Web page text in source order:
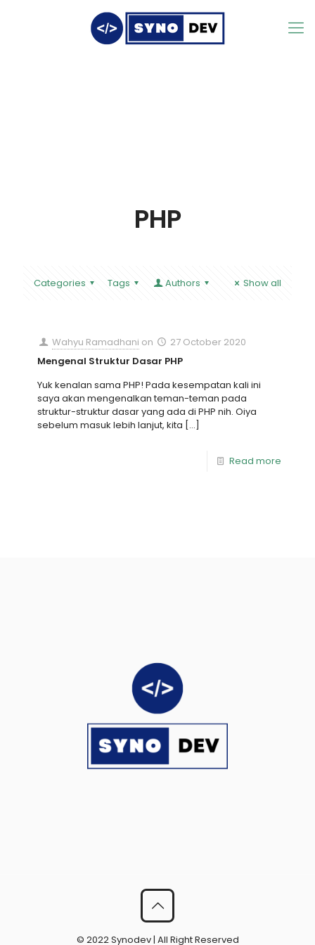
PHP
Categories Tags Authors Show all
Wahyu Ramadhani on
27 October 2020
Mengenal Struktur Dasar PHP
Yuk kenalan sama PHP! Pada kesempatan kali ini
saya akan mengenalkan teman-teman pada
struktur-struktur dasar yang ada di PHP nih. Oiya
sebelum masuk lebih lanjut, kita […]
Read more
© 2022 Synodev | All Right Reserved